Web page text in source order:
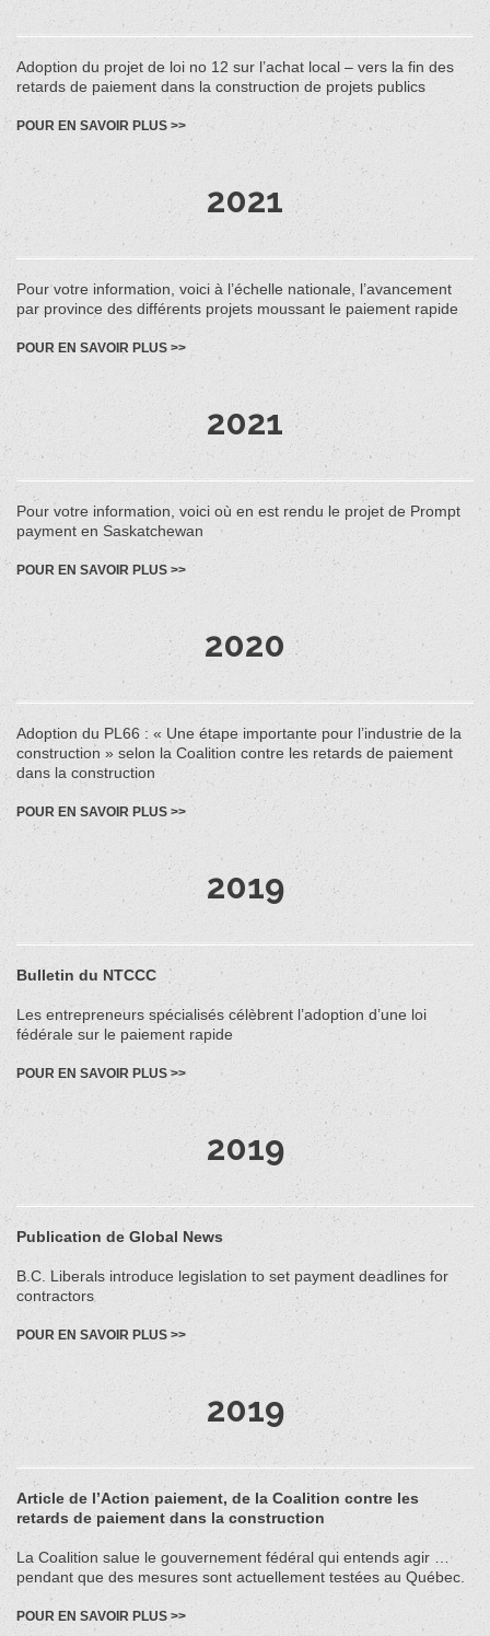
Adoption du projet de loi no 12 sur l’achat local – vers la fin des
retards de paiement dans la construction de projets publics
POUR EN SAVOIR PLUS >>
2021
Pour votre information, voici à l’échelle nationale, l’avancement
par province des différents projets moussant le paiement rapide
POUR EN SAVOIR PLUS >>
2021
Pour votre information, voici où en est rendu le projet de Prompt
payment en Saskatchewan
POUR EN SAVOIR PLUS >>
2020
Adoption du PL66 : « Une étape importante pour l’industrie de la
construction » selon la Coalition contre les retards de paiement
dans la construction
POUR EN SAVOIR PLUS >>
2019
Bulletin du NTCCC
Les entrepreneurs spécialisés célèbrent l’adoption d’une loi
fédérale sur le paiement rapide
POUR EN SAVOIR PLUS >>
2019
Publication de Global News
B.C. Liberals introduce legislation to set payment deadlines for
contractors
POUR EN SAVOIR PLUS >>
2019
Article de l’Action paiement, de la Coalition contre les
retards de paiement dans la construction
La Coalition salue le gouvernement fédéral qui entends agir …
pendant que des mesures sont actuellement testées au Québec.
POUR EN SAVOIR PLUS >>